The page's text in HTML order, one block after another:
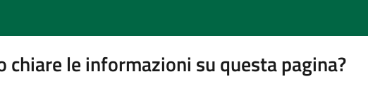
chiare le informazioni su questa pagina?